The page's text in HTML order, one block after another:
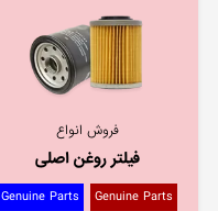
فروش انواع
فیلتر روغن اصلی
Genuine Parts
Genuine Parts